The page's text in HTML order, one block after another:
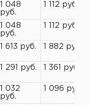
1 048
руб.
1 112 руб.
1 048
руб.
1 112 руб.
1 613 руб. 1 882 руб.
1 291 руб. 1 361 руб.
1 032
руб.
1 096 руб.